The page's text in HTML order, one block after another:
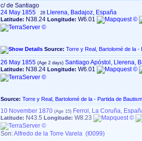
c/ de Santiago
24 May 1855
28 Llerena, Badajoz, España
Latitude: N38.24 Longitude: W6.01
Source: Torre y Real, Bartolomé de la -
26 May 1855 Santiago Apóstol, Llerena,
Latitude: N38.24 Longitude: W6.01
Source: Torre y Real, Bartolomé de la - Partida de
10 November 1870 Ferrol, La Coruña,
Latitude: N43.5 Longitude: W8.23
Son:Alfredo de la Torre Varela (I0099)